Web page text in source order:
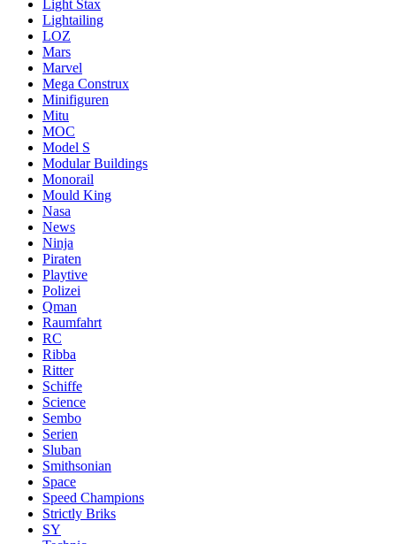
Light Stax
Lightailing
LOZ
Mars
Marvel
Mega Construx
Minifiguren
Mitu
MOC
Model S
Modular Buildings
Monorail
Mould King
Nasa
News
Ninja
Piraten
Playtive
Polizei
Qman
Raumfahrt
RC
Ribba
Ritter
Schiffe
Science
Sembo
Serien
Sluban
Smithsonian
Space
Speed Champions
Strictly Briks
SY